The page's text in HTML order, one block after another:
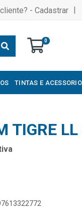
- Cadastrar |
0
TINTAS E
TIGRE